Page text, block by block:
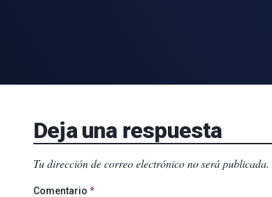
Deja una respuesta
Tu dirección de correo electrónico no será publicada.
Comentario *